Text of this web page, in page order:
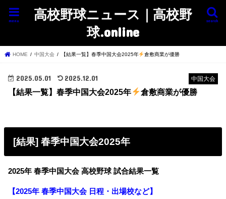
高校野球ニュース｜高校野
球.online
search
menu
HOME 中国大会 【結果一覧】春季中国大会2025年 倉敷商業が優勝
中国大会
2025.05.01 2025.12.01
【結果一覧】春季中国大会2025年 倉敷商業が優勝
[結果] 春季中国大会2025年
2025年 春季中国大会 高校野球 試合結果一覧
【2025年 春季中国大会 日程・出場校など】